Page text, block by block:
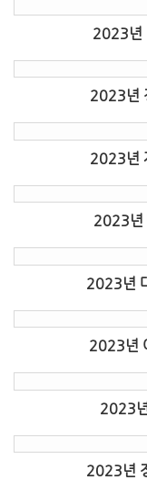
2023년
2023년
2023년
2023년
2023년
2023년
2023
2023년